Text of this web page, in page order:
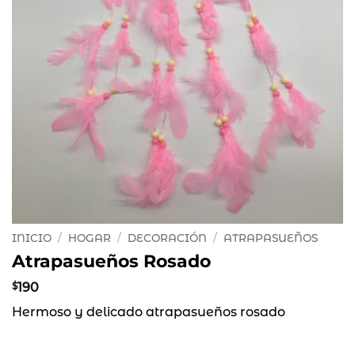
INICIO / HOGAR / DECORACIÓN / ATRAPASUEÑOS
Atrapasueños Rosado
$190
Hermoso y delicado atrapasueños rosado